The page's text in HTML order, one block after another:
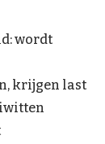
wordt
krijgen last